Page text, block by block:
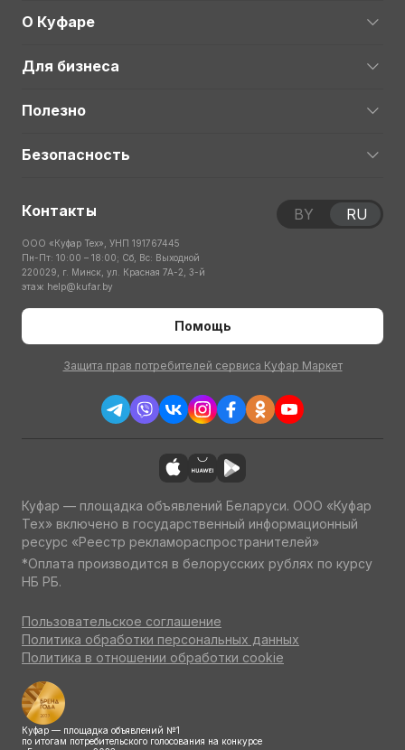
О Куфаре
Для бизнеса
Полезно
Безопасность
Контакты
ООО «Куфар Тех», УНП 191767445
Пн-Пт: 10:00 – 18:00; Сб, Вс: Выходной
220029, г. Минск, ул. Красная 7А-2, 3-й
этаж help@kufar.by
Помощь
Защита прав потребителей сервиса Куфар Маркет
BY RU
Куфар — площадка объявлений Беларуси. ООО «Куфар
Тех» включено в государственный информационный
ресурс «Реестр рекламораспространителей»
*Оплата производится в белорусских рублях по курсу
НБ РБ.
Пользовательское соглашение
Политика обработки персональных данных
Политика в отношении обработки cookie
Куфар — площадка объявлений №1
по итогам потребительского голосования на конкурсе